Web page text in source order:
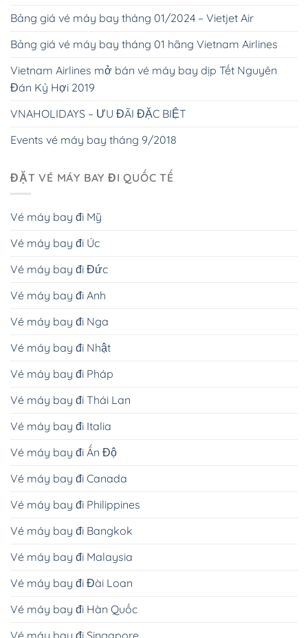
Bảng giá vé máy bay tháng 01/2024 – Vietjet Air
Bảng giá vé máy bay tháng 01 hãng Vietnam Airlines
Vietnam Airlines mở bán vé máy bay dịp Tết Nguyên
Đán Kỷ Hợi 2019
VNAHOLIDAYS – ƯU ĐÃI ĐẶC BIỆT
Events vé máy bay tháng 9/2018
ĐẶT VÉ MÁY BAY ĐI QUỐC TẾ
Vé máy bay đi Mỹ
Vé máy bay đi Úc
Vé máy bay đi Đức
Vé máy bay đi Anh
Vé máy bay đi Nga
Vé máy bay đi Nhật
Vé máy bay đi Pháp
Vé máy bay đi Thái Lan
Vé máy bay đi Italia
Vé máy bay đi Ấn Độ
Vé máy bay đi Canada
Vé máy bay đi Philippines
Vé máy bay đi Bangkok
Vé máy bay đi Malaysia
Vé máy bay đi Đài Loan
Vé máy bay đi Hàn Quốc
Vé máy bay đi Singapore